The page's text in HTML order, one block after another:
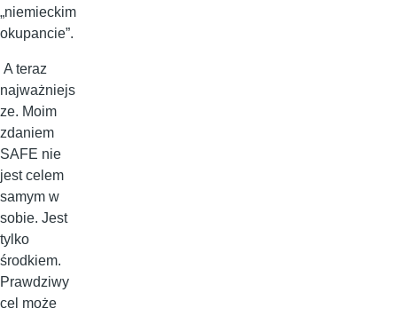
„niemieckim
okupancie”.
A teraz
najważniejs
ze. Moim
zdaniem
SAFE nie
jest celem
samym w
sobie. Jest
tylko
środkiem.
Prawdziwy
cel może